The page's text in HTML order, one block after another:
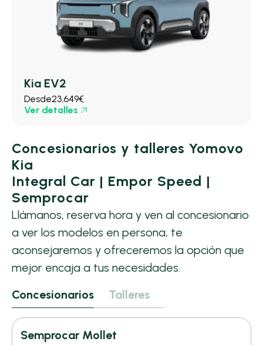
Kia EV2
Desde23.649€
Ver detalles
Concesionarios y talleres Yomovo
Kia
Integral Car | Empor Speed |
Semprocar
Llámanos, reserva hora y ven al concesionario
a ver los modelos en persona, te
aconsejaremos y ofreceremos la opción que
mejor encaja a tus necesidades.
Concesionarios
Talleres
Semprocar Mollet